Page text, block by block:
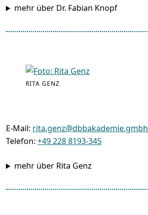
mehr über Dr. Fabian Knopf
RITA GENZ
E-Mail: rita.genz@dbbakademie.gmbh
Telefon: +49 228 8193-345
mehr über Rita Genz